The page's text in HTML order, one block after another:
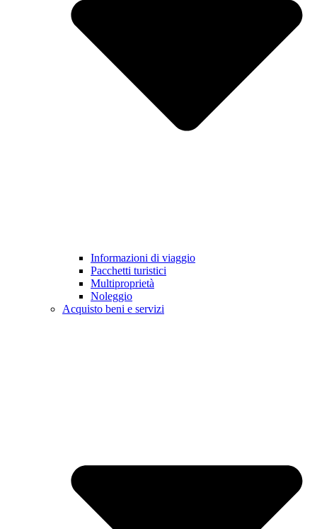
Informazioni di viaggio
Pacchetti turistici
Multiproprietà
Noleggio
Acquisto beni e servizi